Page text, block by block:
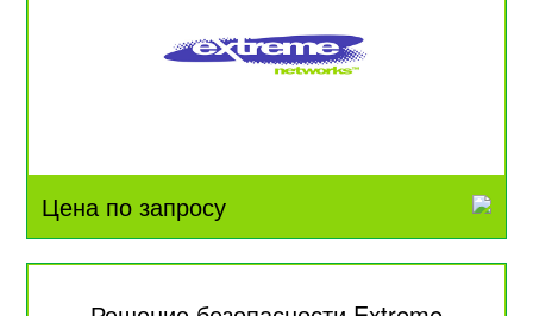
Цена по запросу